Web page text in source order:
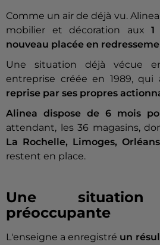
Comme un air de déjà vu.
mobilier et décoration aux 1
nouveau placée en
Une situation déjà vécue
entreprise créée en 1989,
reprise par ses propres
Alinea dispose de 6 mois
attendant, les 36 magasins,
La Rochelle, Limoges,
restent en place.
Une situation
préoccupante
L'enseigne a enregistré un